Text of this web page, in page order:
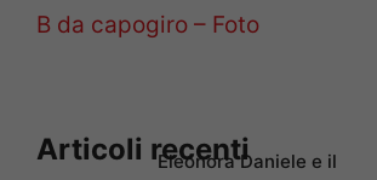
B da capogiro – Foto
Articoli recentiEleonora Daniele e il